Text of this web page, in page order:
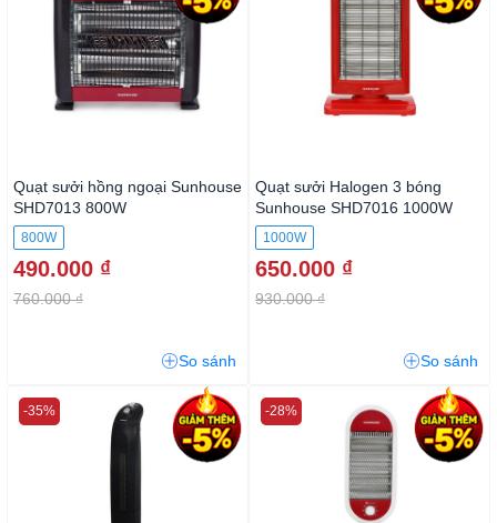
Quạt sưởi hồng ngoại Sunhouse
SHD7013 800W
800W
490.000 ₫
760.000 ₫
So sánh
Quạt sưởi Halogen 3 bóng
Sunhouse SHD7016 1000W
1000W
650.000 ₫
930.000 ₫
So sánh
-35% -28%